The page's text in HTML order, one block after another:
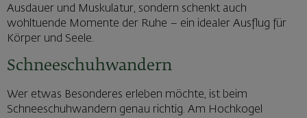
Ausdauer und Muskulatur, sondern schenkt auch
wohltuende Momente der Ruhe – ein idealer Ausflug für
Körper und Seele.
Schneeschuhwandern
Wer etwas Besonderes erleben möchte, ist beim
Schneeschuhwandern genau richtig. Am Hochkogel